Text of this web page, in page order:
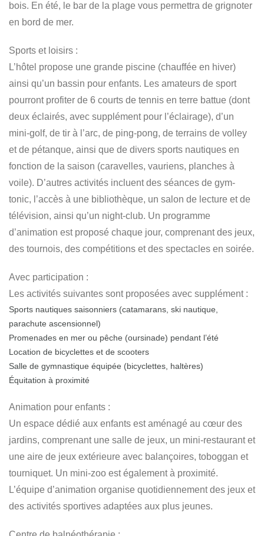
bois. En été, le bar de la plage vous permettra de grignoter
en bord de mer.
Sports et loisirs :
L’hôtel propose une grande piscine (chauffée en hiver)
ainsi qu’un bassin pour enfants. Les amateurs de sport
pourront profiter de 6 courts de tennis en terre battue (dont
deux éclairés, avec supplément pour l’éclairage), d’un
mini-golf, de tir à l’arc, de ping-pong, de terrains de volley
et de pétanque, ainsi que de divers sports nautiques en
fonction de la saison (caravelles, vauriens, planches à
voile). D’autres activités incluent des séances de gym-
tonic, l’accès à une bibliothèque, un salon de lecture et de
télévision, ainsi qu’un night-club. Un programme
d’animation est proposé chaque jour, comprenant des jeux,
des tournois, des compétitions et des spectacles en soirée.
Avec participation :
Les activités suivantes sont proposées avec supplément :
Sports nautiques saisonniers (catamarans, ski nautique,
parachute ascensionnel)
Promenades en mer ou pêche (oursinade) pendant l’été
Location de bicyclettes et de scooters
Salle de gymnastique équipée (bicyclettes, haltères)
Équitation à proximité
Animation pour enfants :
Un espace dédié aux enfants est aménagé au cœur des
jardins, comprenant une salle de jeux, un mini-restaurant et
une aire de jeux extérieure avec balançoires, toboggan et
tourniquet. Un mini-zoo est également à proximité.
L’équipe d’animation organise quotidiennement des jeux et
des activités sportives adaptées aux plus jeunes.